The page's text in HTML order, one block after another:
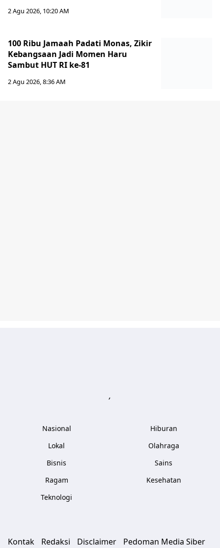
2 Agu 2026, 10:20 AM
100 Ribu Jamaah Padati Monas, Zikir
Kebangsaan Jadi Momen Haru
Sambut HUT RI ke-81
2 Agu 2026, 8:36 AM
,
Nasional
Lokal
Bisnis
Ragam
Teknologi
Hiburan
Olahraga
Sains
Kesehatan
Kontak Redaksi Disclaimer Pedoman Media Siber